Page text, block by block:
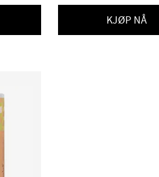
KJØP NÅ